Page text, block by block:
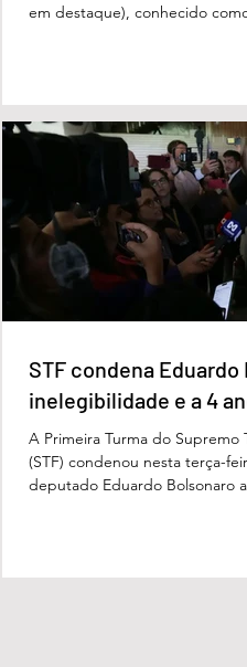
em destaque), conhecido
proferida pelo juiz Hermes
Criminal da Comarca de
contesta a decisão e diz que
Apesar da condenação, a
regime inicialmente aberto e
STF condena Eduardo
inelegibilidade e a 4
A Primeira Turma do Supremo
(STF) condenou nesta terça-
deputado Eduardo Bolsonaro
prisão, o ex-deputado foi